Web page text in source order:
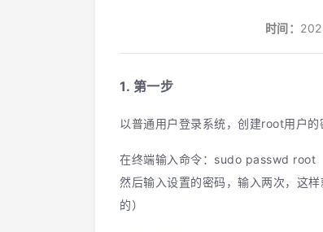
时间：
1. 第一步
以普通用户登录系统，创建root用户的
在终端输入命令：sudo passwd root
然后输入设置的密码，输入两次，这
的）